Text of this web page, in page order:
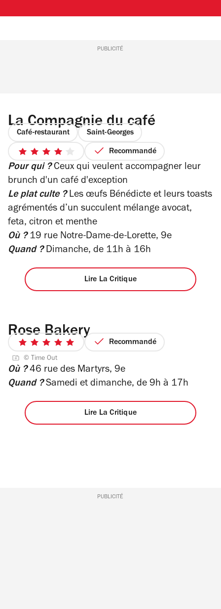
PUBLICITÉ
La Compagnie du café
Café-restaurant Saint-Georges
4
sur
5
étoiles
Recommandé
Pour qui ?Ceux qui veulent accompagner leur
brunch d'un café d'exception
Le plat culte ?Les œufs Bénédicte et leurs toasts
agrémentés d’un succulent mélange avocat,
feta, citron et menthe
Où ?19 rue Notre-Dame-de-Lorette, 9e
Quand ? Dimanche, de 11h à 16h
Lire La Critique
Rose Bakery
5
sur
5
étoiles
Recommandé
© Time Out
Où ?46 rue des Martyrs, 9e
Quand ?Samedi et dimanche, de 9h à 17h
Lire La Critique
PUBLICITÉ